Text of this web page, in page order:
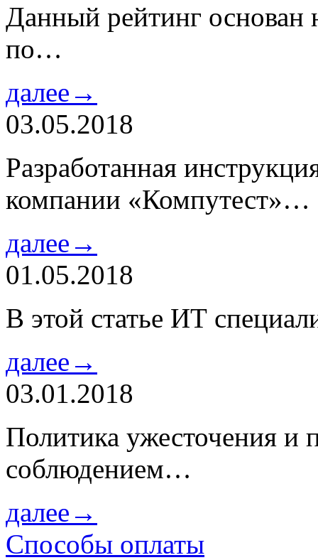
Данный рейтинг основан
по…
далее→
03.05.2018
Разработанная
компании «Компутест»…
далее→
01.05.2018
В этой статье ИТ
далее→
03.01.2018
Политика ужесточения и
соблюдением…
далее→
Способы оплаты